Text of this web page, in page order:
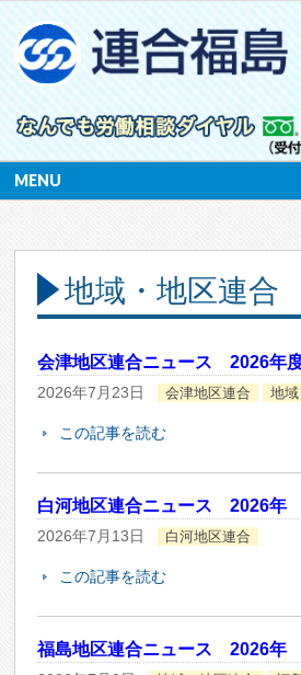
MENU
地域・地区連合
会津地区連合ニュース 2026年
2026年7月23日 会津地区連合 地
この記事を読む
白河地区連合ニュース 2026年
2026年7月13日 白河地区連合
この記事を読む
福島地区連合ニュース 2026年